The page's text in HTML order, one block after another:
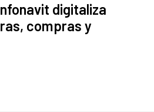
digitaliza
compras y